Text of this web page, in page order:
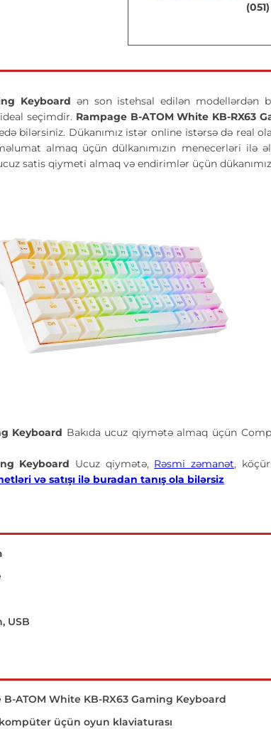
Keyboard ən son istehsal edilən modellərdən
seçimdir. Rampage B-ATOM White KB-RX63
bilərsiniz. Dükanımız istər online istərsə də real
almaq üçün dülkanımızın menecerləri ilə
satis qiymeti almaq və endirimlər üçün
Keyboard Bakıda ucuz qiymətə almaq üçün
Keyboard Ucuz qiymətə, Rəsmi zəmanət,
və satışı ilə buradan tanış ola bilərsiz
USB
B-ATOM White KB-RX63 Gaming Keyboard
üçün oyun klaviaturası